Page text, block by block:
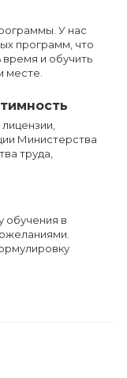
У нас
программ, что
время и обучить
месте.
Министерства
труда,
обучения в